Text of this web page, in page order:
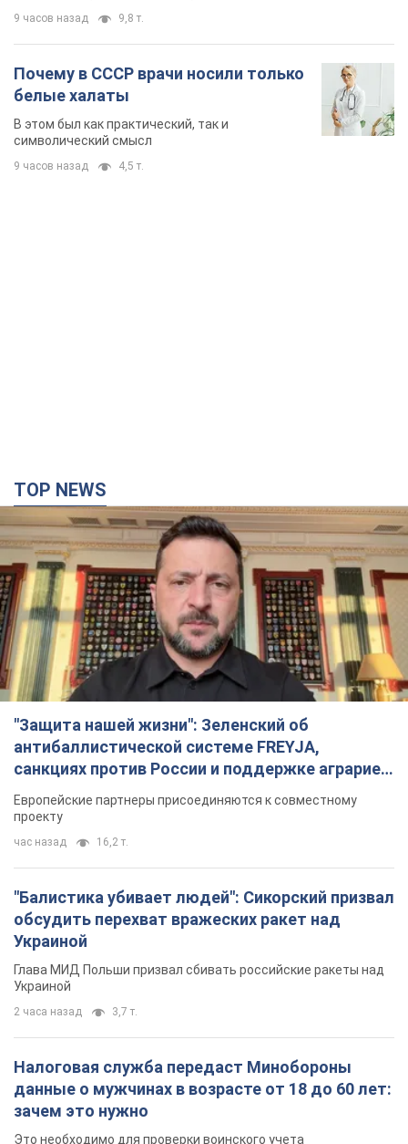
9 часов назад 9,8 т.
Почему в СССР врачи носили только
белые халаты
В этом был как практический, так и
символический смысл
9 часов назад 4,5 т.
TOP NEWS
"Защита нашей жизни": Зеленский об
антибаллистической системе FREYJA,
санкциях против России и поддержке аграриев.
Видео
Европейские партнеры присоединяются к совместному
проекту
час назад 16,2 т.
"Балистика убивает людей": Сикорский призвал
обсудить перехват вражеских ракет над
Украиной
Глава МИД Польши призвал сбивать российские ракеты над
Украиной
2 часа назад 3,7 т.
Налоговая служба передаст Минобороны
данные о мужчинах в возрасте от 18 до 60 лет:
зачем это нужно
Это необходимо для проверки воинского учета